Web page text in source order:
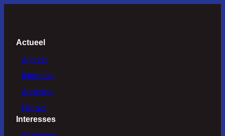
Actueel
Agenda
Informatie
Attracties
Nieuws
Interesses